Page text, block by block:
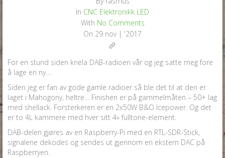
In CNC Elektronikk LED
With No Comments
On 29 nov | '2017
For en stund siden knela DAB-radioen vår og jeg satte meg fore
å lage en ny….
Siden jeg er fan av gode gamle radioer så ble det til at den er
laget i Mahogony, heltre… Finishen er på gammelmåten – 50+ lag
med shellack. Forsterkeren er en 2x50W B&O Icepower. Og det
er to 4L kammere med hver sitt 4» fulltone-element.
DAB-delen gjøres av en Raspberry-Pi med en RTL-SDR-Stick,
signalene dekodes og sendes ut gjennom en ekstern DAC på
Raspberryen.